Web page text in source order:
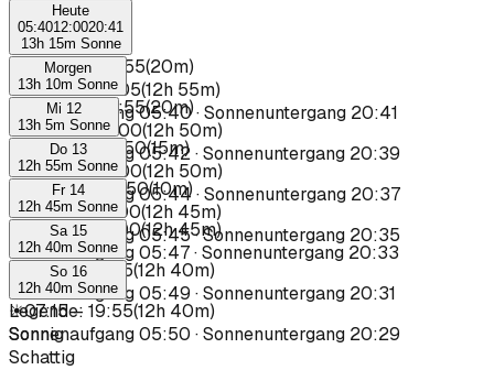
Heute
05:4012:0020:41
13h 15m Sonne
☀ 06:35– 06:55(20m)
☀07:10–20:05(12h 55m)
Sonnenaufgang05:40·Sonnenuntergang 20:41
Morgen
13h 10m Sonne
☀ 06:35– 06:55(20m)
☀07:10–20:00(12h 50m)
Sonnenaufgang05:42·Sonnenuntergang 20:39
Mi 12
13h 5m Sonne
☀ 06:35– 06:50(15m)
☀07:10–20:00(12h 50m)
Sonnenaufgang05:44·Sonnenuntergang 20:37
Do 13
12h 55m Sonne
☀ 06:40– 06:50(10m)
☀07:15–20:00(12h 45m)
Sonnenaufgang05:45·Sonnenuntergang 20:35
Fr 14
12h 45m Sonne
☀ 07:15– 20:00(12h 45m)
Sonnenaufgang05:47·Sonnenuntergang 20:33
Sa 15
12h 40m Sonne
☀ 07:15 – 19:55(12h 40m)
Sonnenaufgang05:49 ·Sonnenuntergang 20:31
So 16
12h 40m Sonne
☀07:15– 19:55(12h 40m)
Sonnenaufgang05:50 ·Sonnenuntergang 20:29
Legende:
Sonnig
Schattig